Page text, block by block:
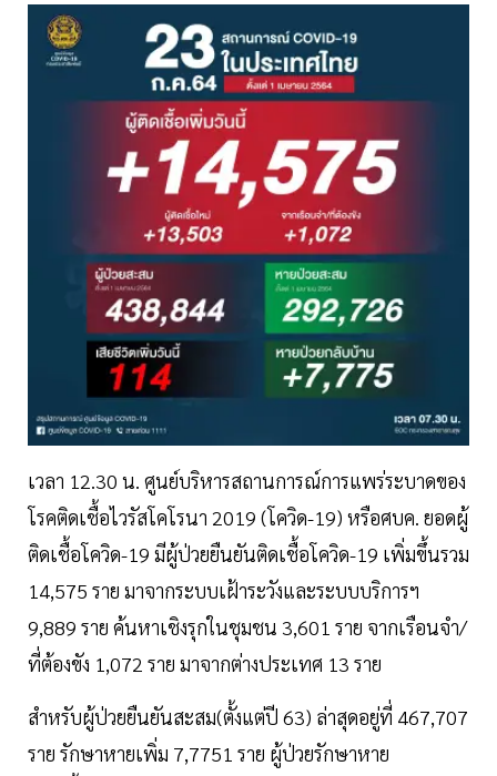
เวลา 12.30 น. ศูนย์บริหารสถานการณ์การแพร่ระบาดของ
โรคติดเชื้อไวรัสโคโรนา 2019 (โควิด-19) หรือศบค. ยอดผู้
ติดเชื้อโควิด-19 มีผู้ป่วยยืนยันติดเชื้อโควิด-19 เพิ่มขึ้นรวม
14,575 ราย มาจากระบบเฝ้าระวังและระบบบริการฯ
9,889 ราย ค้นหาเชิงรุกในชุมชน 3,601 ราย จากเรือนจำ/
ที่ต้องขัง 1,072 ราย มาจากต่างประเทศ 13 ราย
สำหรับผู้ป่วยยืนยันสะสม(ตั้งแต่ปี 63) ล่าสุดอยู่ที่ 467,707
ราย รักษาหายเพิ่ม 7,7751 ราย ผู้ป่วยรักษาหาย